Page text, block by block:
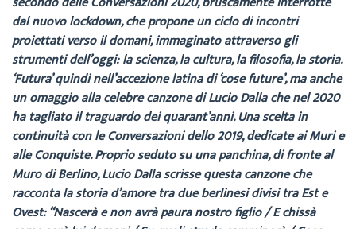
dal nuovo lockdown, che propone un ciclo di incontri
proiettati verso il domani, immaginato attraverso gli
strumenti dell’oggi: la scienza, la cultura, la filosofia, la storia.
‘Futura’ quindi nell’accezione latina di ‘cose future’, ma anche
un omaggio alla celebre canzone di Lucio Dalla che nel 2020
ha tagliato il traguardo dei quarant’anni. Una scelta in
continuità con le Conversazioni dello 2019, dedicate ai Muri e
alle Conquiste. Proprio seduto su una panchina, di fronte al
Muro di Berlino, Lucio Dalla scrisse questa canzone che
racconta la storia d’amore tra due berlinesi divisi tra Est e
Ovest: “Nascerà e non avrà paura nostro figlio / E chissà